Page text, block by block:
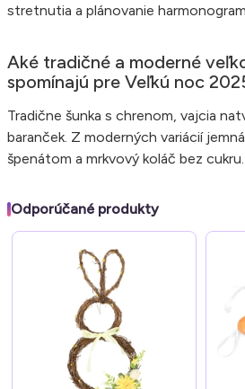
stretnutia a plánovanie
Aké tradičné a moderné
spomínajú pre Veľkú noc
Tradične šunka s chrenom, vajcia
baranček. Z moderných variácií
špenátom a mrkvový koláč bez cukru.
Odporúčané produkty